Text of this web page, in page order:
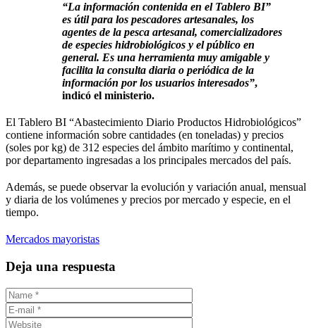
“La información contenida en el Tablero BI”
es útil para los pescadores artesanales, los
agentes de la pesca artesanal, comercializadores
de especies hidrobiológicos y el público en
general. Es una herramienta muy amigable y
facilita la consulta diaria o periódica de la
información por los usuarios interesados”,
indicó el ministerio.
El Tablero BI “Abastecimiento Diario Productos Hidrobiológicos”
contiene información sobre cantidades (en toneladas) y precios
(soles por kg) de 312 especies del ámbito marítimo y continental,
por departamento ingresadas a los principales mercados del país.
Además, se puede observar la evolución y variación anual, mensual
y diaria de los volúmenes y precios por mercado y especie, en el
tiempo.
Mercados mayoristas
Deja una respuesta